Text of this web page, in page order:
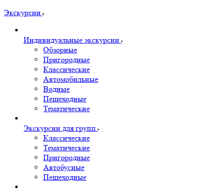
Экскурсии
Индивидуальные экскурсии
Обзорные
Пригородные
Классические
Автомобильные
Водные
Пешеходные
Тематические
Экскурсии для групп
Классические
Тематические
Пригородные
Автобусные
Пешеходные